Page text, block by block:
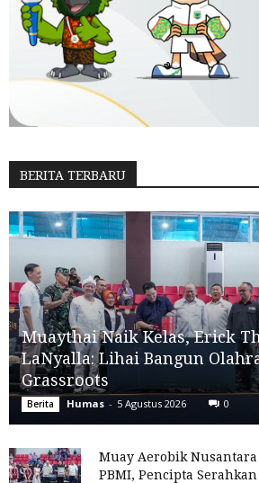
BERITA TERBARU
Muaythai Naik Kelas, Erick
LaNyalla: Lihai Bangun
Grassroots
Berita Humas - 5 Agustus 2026 0
Muay Aerobik
PBMI, Pencipta